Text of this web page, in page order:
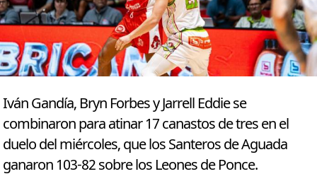
Iván Gandía, Bryn Forbes y Jarrell Eddie se
combinaron para atinar 17 canastos de tres en el
duelo del miércoles, que los Santeros de Aguada
ganaron 103-82 sobre los Leones de Ponce.